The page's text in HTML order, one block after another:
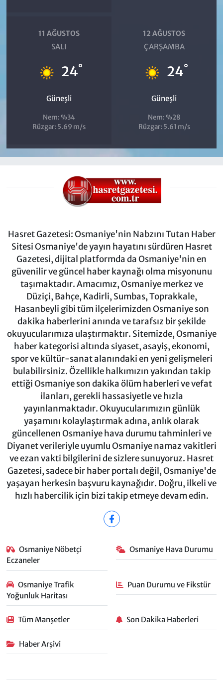
11 AĞUSTOS
SALI
24°
Güneşli
Nem: %34
Rüzgar: 5.69 m/s
12 AĞUSTOS
ÇARŞAMBA
24°
Güneşli
Nem: %28
Rüzgar: 5.61 m/s
Hasret Gazetesi: Osmaniye'nin Nabzını Tutan Haber
Sitesi Osmaniye'de yayın hayatını sürdüren Hasret
Gazetesi, dijital platformda da Osmaniye'nin en
güvenilir ve güncel haber kaynağı olma misyonunu
taşımaktadır. Amacımız, Osmaniye merkez ve
Düziçi, Bahçe, Kadirli, Sumbas, Toprakkale,
Hasanbeyli gibi tüm ilçelerimizden Osmaniye son
dakika haberlerini anında ve tarafsız bir şekilde
okuyucularımıza ulaştırmaktır. Sitemizde, Osmaniye
haber kategorisi altında siyaset, asayiş, ekonomi,
spor ve kültür-sanat alanındaki en yeni gelişmeleri
bulabilirsiniz. Özellikle halkımızın yakından takip
ettiği Osmaniye son dakika ölüm haberleri ve vefat
ilanları, gerekli hassasiyetle ve hızla
yayınlanmaktadır. Okuyucularımızın günlük
yaşamını kolaylaştırmak adına, anlık olarak
güncellenen Osmaniye hava durumu tahminleri ve
Diyanet verileriyle uyumlu Osmaniye namaz vakitleri
ve ezan vakti bilgilerini de sizlere sunuyoruz. Hasret
Gazetesi, sadece bir haber portalı değil, Osmaniye'de
yaşayan herkesin başvuru kaynağıdır. Doğru, ilkeli ve
hızlı habercilik için bizi takip etmeye devam edin.
Osmaniye Nöbetçi
Eczaneler
Osmaniye Hava Durumu
Osmaniye Trafik
Yoğunluk Haritası
Puan Durumu ve Fikstür
Tüm Manşetler Son Dakika Haberleri
Haber Arşivi